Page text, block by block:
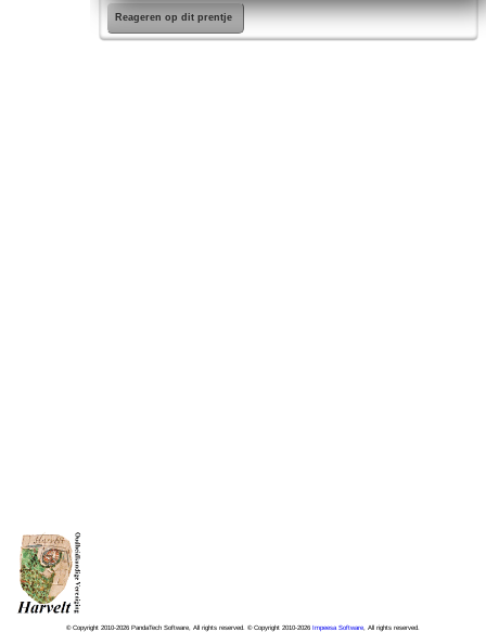
Reageren op dit prentje
© Copyright 2010-2026 PandaTech Software, All rights reserved. © Copyright 2010-2026 Impeesa Software, All rights reserved.